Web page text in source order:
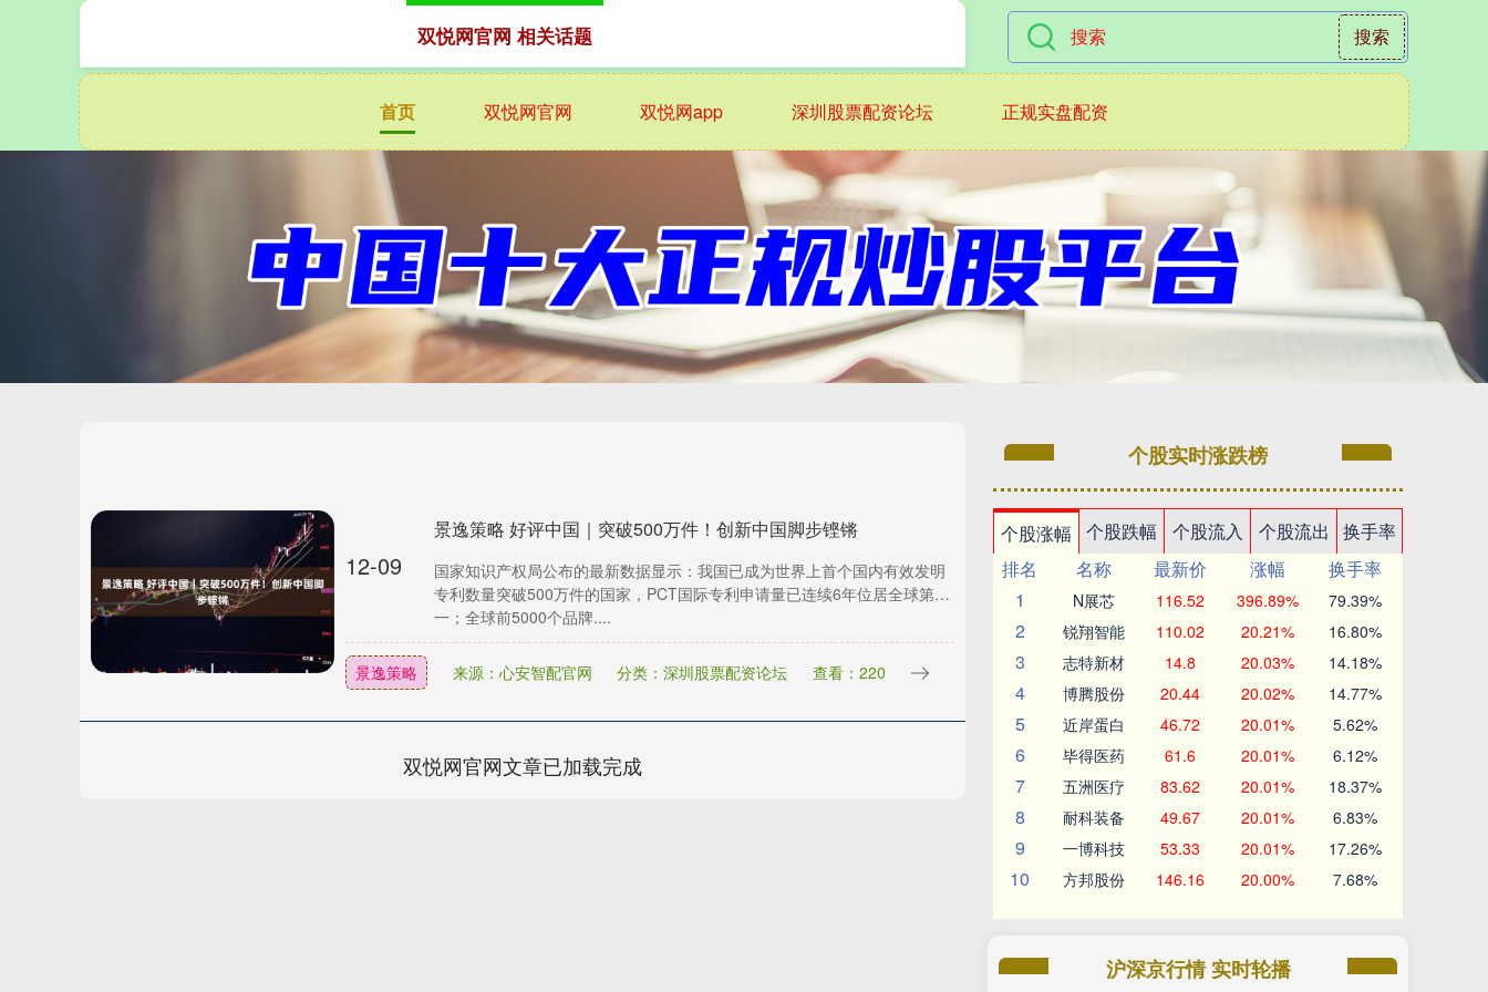
搜索
首页 双悦网官网 双悦网app 深圳股票配资论坛 正规实盘配资
双悦网官网 相关话题
12-09
景逸策略 好评中国｜突破500万件！创新中国脚步铿锵
国家知识产权局公布的最新数据显示：我国已成为世界上首个国内有效发明
专利数量突破500万件的国家，PCT国际专利申请量已连续6年位居全球第
一；全球前5000个品牌....
景逸策略 来源：心安智配官网 分类：深圳股票配资论坛 查看：220
双悦网官网文章已加载完成
个股实时涨跌榜
个股涨幅 个股跌幅 个股流入 个股流出
换手率
排名
名称 最新价 涨幅
换手率
1
N展芯 116.52 396.89% 79.39%
2 锐翔智能 110.02 20.21% 16.80%
3 志特新材 14.8 20.03% 14.18%
4 博腾股份 20.44 20.02% 14.77%
5 近岸蛋白 46.72 20.01% 5.62%
6 毕得医药 61.6 20.01% 6.12%
7 五洲医疗 83.62 20.01% 18.37%
8 耐科装备 49.67 20.01% 6.83%
9 一博科技 53.33 20.01% 17.26%
10 方邦股份 146.16 20.00% 7.68%
沪深京行情 实时轮播